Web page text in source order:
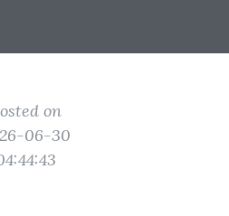
on
06-30